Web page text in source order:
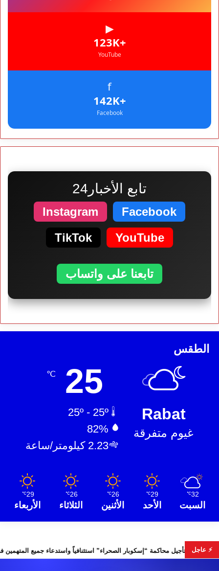
▶
+123K
YouTube
f
+142K
Facebook
تابع الأخبار24
Facebook
Instagram
YouTube
TikTok
تابعنا على واتساب
الطقس
Rabat
غيوم متفرقة
25
℃
82%
2.23 كيلومتر/ساعة
32
℃
السبت
29
℃
الأحد
26
℃
الأثنين
26
℃
الثلاثاء
29
℃
الأربعاء
⚡ عاجل
التشريعية تأجيل محاكمة “إسكوبار الصحراء” استئنافياً